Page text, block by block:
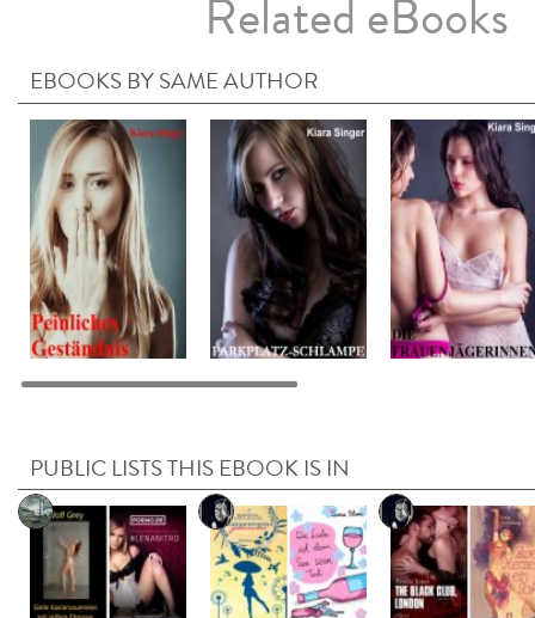
Related eBooks
EBOOKS BY SAME AUTHOR
PUBLIC LISTS THIS EBOOK IS IN